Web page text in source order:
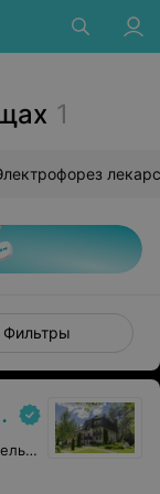
1
Фильтры
Минский р-н, д. Юхновка, Колодищанский сельсовет, 93